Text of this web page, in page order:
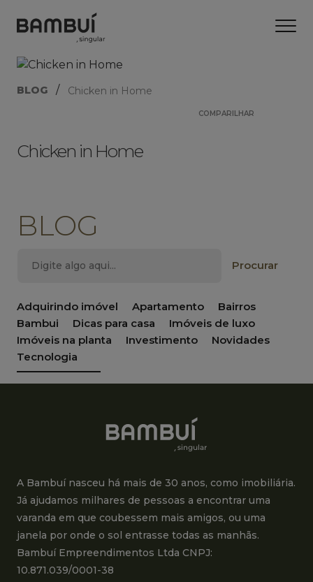
BLOG / Chicken in Home
COMPARILHAR
Chicken in Home
BLOG
Adquirindo imóvel Apartamento
Bairros
Bambui
Dicas para casa
Imóveis de luxo
Imóveis na planta
Investimento
Novidades
Tecnologia
A Bambuí nasceu há mais de 30 anos, como imobiliária.
Já ajudamos milhares de pessoas a encontrar uma
varanda em que coubessem mais amigos, ou uma
janela por onde o sol entrasse todas as manhãs.
Bambuí Empreendimentos Ltda CNPJ:
10.871.039/0001-38